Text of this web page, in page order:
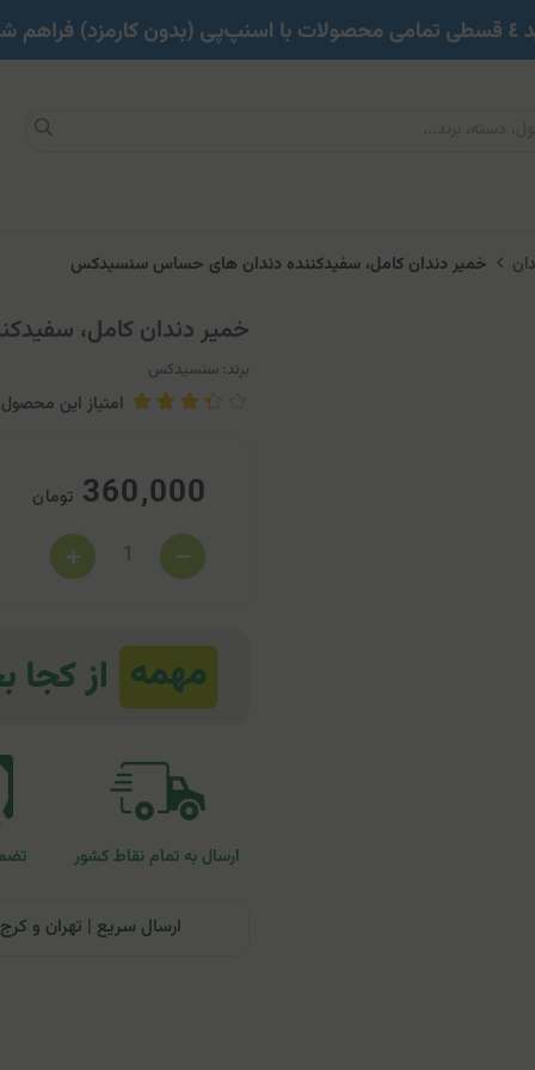
خمیر دندان کامل، سفیدکننده دندان های حساس سنسیدکس
خمیر دندان کامل،
برند: سنسیدکس
امتیاز این محصول:
360,000 تومان
ارسال به تمام نقاط کشور
ارسال سریع | تهران و کرج: تحویل تا ۲۴ ساعت | سایر نقاط